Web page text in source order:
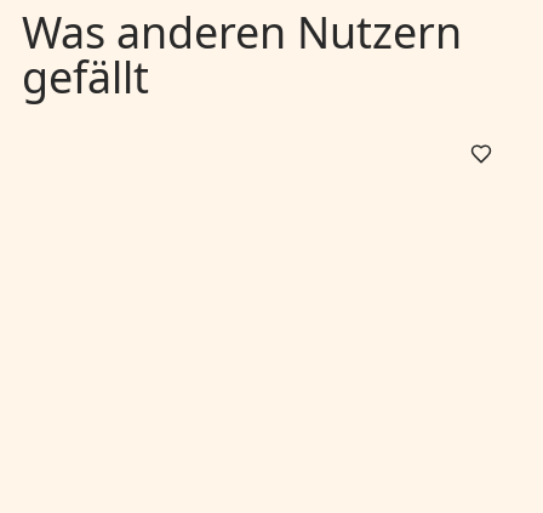
Was anderen Nutzern
gefällt